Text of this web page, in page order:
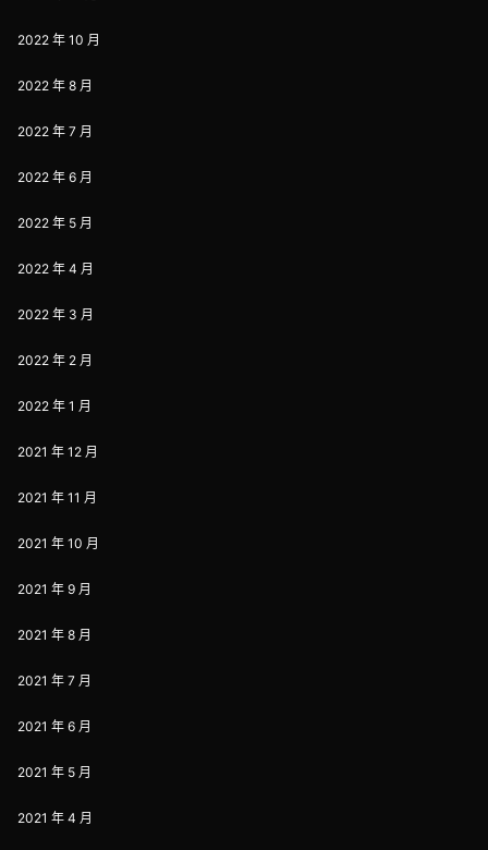
2022 年 10 月
2022 年 8 月
2022 年 7 月
2022 年 6 月
2022 年 5 月
2022 年 4 月
2022 年 3 月
2022 年 2 月
2022 年 1 月
2021 年 12 月
2021 年 11 月
2021 年 10 月
2021 年 9 月
2021 年 8 月
2021 年 7 月
2021 年 6 月
2021 年 5 月
2021 年 4 月